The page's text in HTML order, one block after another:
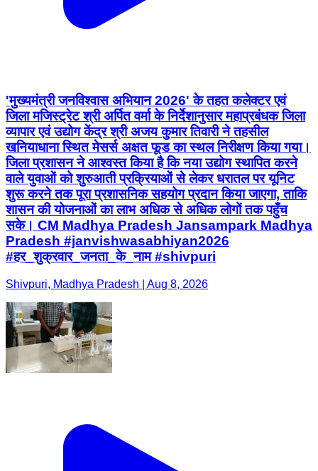
'मुख्यमंत्री जनविश्वास अभियान 2026' के तहत कलेक्टर एवं
जिला मजिस्ट्रेट श्री अर्पित वर्मा के निर्देशानुसार महाप्रबंधक जिला
व्यापार एवं उद्योग केंद्र श्री अजय कुमार तिवारी ने तहसील
खनियाधाना स्थित मेसर्स अक्षत फूड का स्थल निरीक्षण किया गया।
जिला प्रशासन ने आश्वस्त किया है कि नया उद्योग स्थापित करने
वाले युवाओं को शुरुआती प्रक्रियाओं से लेकर धरातल पर यूनिट
शुरू करने तक पूरा प्रशासनिक सहयोग प्रदान किया जाएगा, ताकि
शासन की योजनाओं का लाभ अधिक से अधिक लोगों तक पहुँच
सके। CM Madhya Pradesh Jansampark Madhya
Pradesh #janvishwasabhiyan2026
#हर_शुक्रवार_जनता_के_नाम #shivpuri
Shivpuri, Madhya Pradesh | Aug 8, 2026